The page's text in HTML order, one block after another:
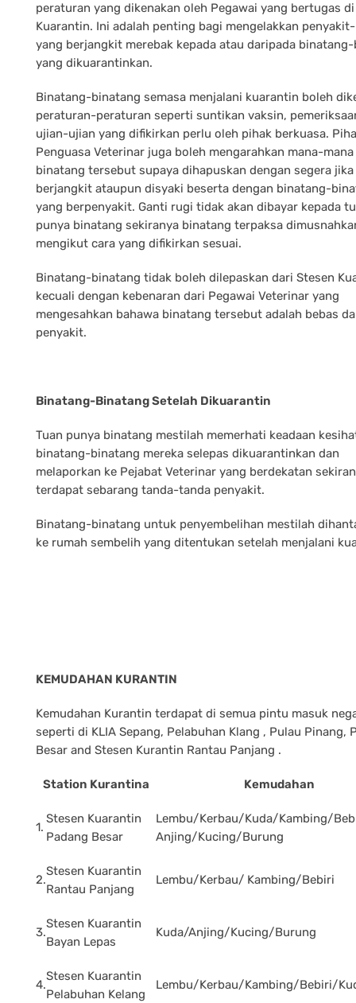
peraturan yang dikenakan oleh Pegawai yang bertugas
Kuarantin. Ini adalah penting bagi mengelakkan
yang berjangkit merebak kepada atau daripada
yang dikuarantinkan.
Binatang-binatang semasa menjalani kuarantin boleh
peraturan-peraturan seperti suntikan vaksin,
ujian-ujian yang difikirkan perlu oleh pihak berkuasa.
Penguasa Veterinar juga boleh mengarahkan mana-
binatang tersebut supaya dihapuskan dengan segera
berjangkit ataupun disyaki beserta dengan binatang-
yang berpenyakit. Ganti rugi tidak akan dibayar kepada
punya binatang sekiranya binatang terpaksa
mengikut cara yang difikirkan sesuai.
Binatang-binatang tidak boleh dilepaskan dari Stesen
kecuali dengan kebenaran dari Pegawai Veterinar yang
mengesahkan bahawa binatang tersebut adalah bebas
penyakit.
Binatang-Binatang Setelah Dikuarantin
Tuan punya binatang mestilah memerhati keadaan
binatang-binatang mereka selepas dikuarantinkan dan
melaporkan ke Pejabat Veterinar yang berdekatan
terdapat sebarang tanda-tanda penyakit.
Binatang-binatang untuk penyembelihan mestilah
ke rumah sembelih yang ditentukan setelah menjalani
KEMUDAHAN KURANTIN
Kemudahan Kurantin terdapat di semua pintu masuk
seperti di KLIA Sepang, Pelabuhan Klang , Pulau Pinang,
Besar and Stesen Kurantin Rantau Panjang .
Station Kurantina Kemudahan
1.
Stesen Kuarantin
Padang Besar
Lembu/Kerbau/Kuda/Kambing/
Anjing/Kucing/Burung
2.
Stesen Kuarantin
Rantau Panjang
Lembu/Kerbau/ Kambing/Bebiri
3.
Stesen Kuarantin
Bayan Lepas
Kuda/Anjing/Kucing/Burung
4.
Stesen Kuarantin
Pelabuhan Kelang
Lembu/Kerbau/Kambing/Bebiri/